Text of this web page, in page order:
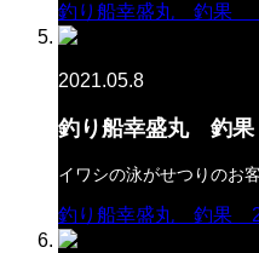
釣り船幸盛丸 釣果
2021.05.8
釣り船幸盛丸 釣果
イワシの泳がせつりのお
釣り船幸盛丸 釣果